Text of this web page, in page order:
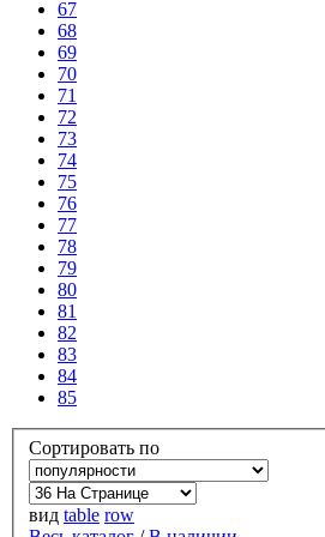
67
68
69
70
71
72
73
74
75
76
77
78
79
80
81
82
83
84
85
Сортировать по
вид table row